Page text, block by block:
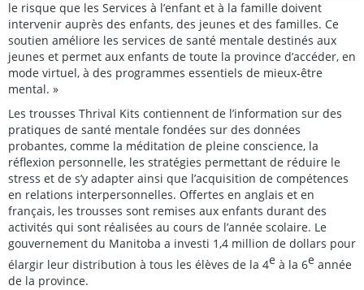
le risque que les Services à l’enfant et à la famille doivent
intervenir auprès des enfants, des jeunes et des familles. Ce
soutien améliore les services de santé mentale destinés aux
jeunes et permet aux enfants de toute la province d’accéder, en
mode virtuel, à des programmes essentiels de mieux-être
mental. »
Les trousses Thrival Kits contiennent de l’information sur des
pratiques de santé mentale fondées sur des données
probantes, comme la méditation de pleine conscience, la
réflexion personnelle, les stratégies permettant de réduire le
stress et de s’y adapter ainsi que l’acquisition de compétences
en relations interpersonnelles. Offertes en anglais et en
français, les trousses sont remises aux enfants durant des
activités qui sont réalisées au cours de l’année scolaire. Le
gouvernement du Manitoba a investi 1,4 million de dollars pour
élargir leur distribution à tous les élèves de la 4e à la 6e année
de la province.